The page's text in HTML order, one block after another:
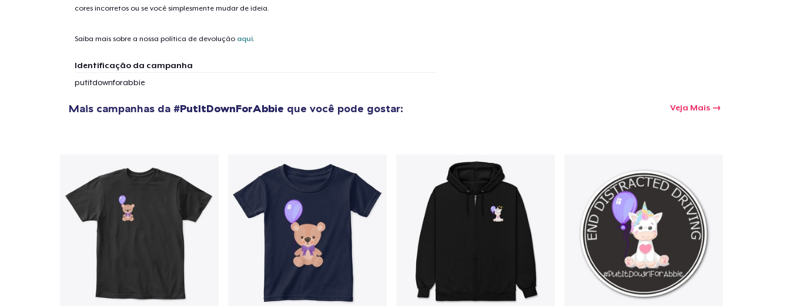
cores incorretos ou se você simplesmente mudar de ideia.
Saiba mais sobre a nossa política de devolução aqui.
Identificação da campanha
putitdownforabbie
Mais campanhas da #PutItDownForAbbie que você pode gostar: Veja Mais
artigo adicionado ao Ir para o carrinho